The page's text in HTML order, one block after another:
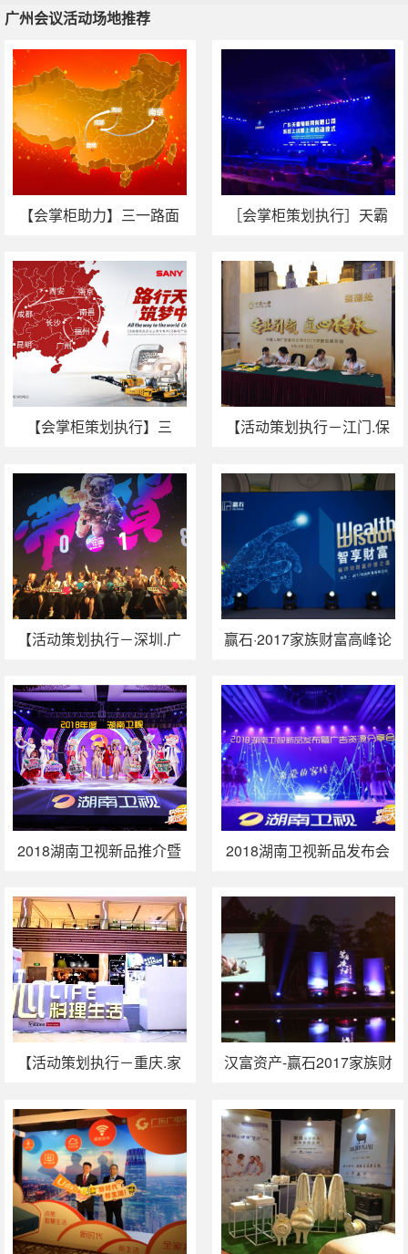
广州会议活动场地推荐
广州会议活动场地推荐
广州运动会策划 广州发布会策划 晚宴活动策划
广州政府活动策
【会掌柜助力】三一路面
［会掌柜策划执行］天霸
【会掌柜策划执行】三
【活动策划执行－江门.保
——中国人寿广东省分公
【活动策划执行－深圳.广
“带货”！
赢石·2017家族财富高峰论
2018湖南卫视新品推介暨
站）活动执行
2018湖南卫视新品发布会
活动执行
【活动策划执行－重庆.家
活”重庆站活动
汉富资产-赢石2017家族财